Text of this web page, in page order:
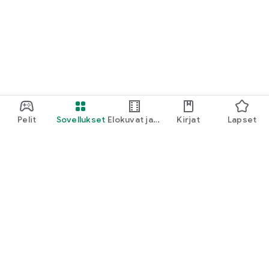
Pelit Sovellukset Elokuvat ja
Kirjat Lapset